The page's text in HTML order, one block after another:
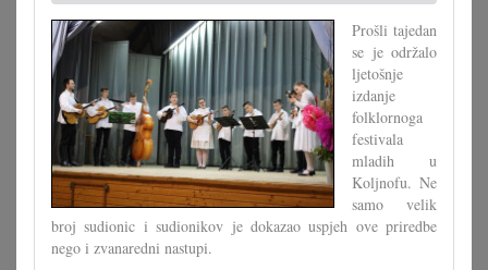
Prošli tajedan
se je održalo
ljetošnje
izdanje
folklornoga
festivala
mladih u
Koljnofu. Ne
samo velik
broj sudionic i sudionikov je dokazao uspjeh ove priredbe
nego i zvanaredni nastupi.